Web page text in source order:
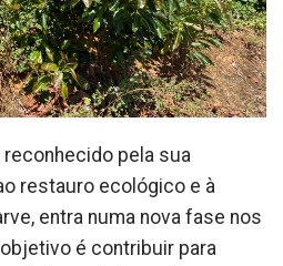
reconhecido pela sua
restauro ecológico e à
entra numa nova fase nos
é contribuir para